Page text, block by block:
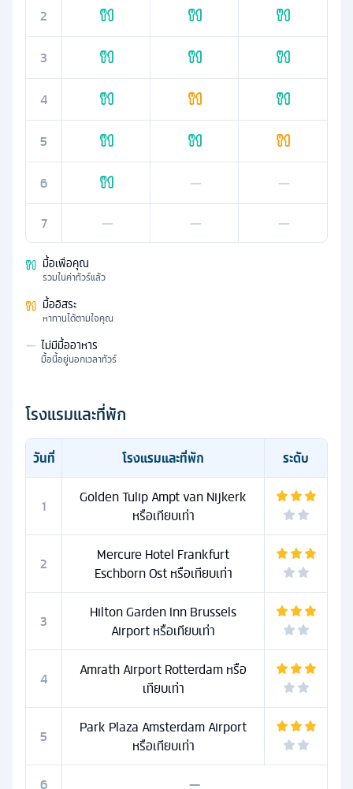
2
3
4
5
6 —
—
7
— — —
มื้อเพื่อคุณ
รวมในค่าทัวร์แล้ว
มื้ออิสระ
หาทานได้ตามใจคุณ
— ไม่มีมื้ออาหาร
มื้อนี้อยู่นอกเวลาทัวร์
โรงแรมและที่พัก
วันที่ โรงแรมและที่พัก ระดับ
1
Golden Tulip Ampt van Nijkerk
หรือเทียบเท่า
2
Mercure Hotel Frankfurt
Eschborn Ost หรือเทียบเท่า
3
Hilton Garden Inn Brussels
Airport หรือเทียบเท่า
4
Amrath Airport Rotterdam หรือ
เทียบเท่า
5
Park Plaza Amsterdam Airport
หรือเทียบเท่า
6
—